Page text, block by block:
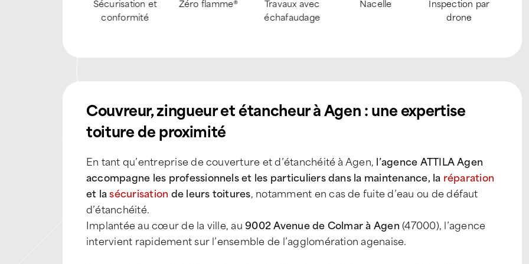
Sécurisation et
conformité
Zéro flamme®
Travaux avec
échafaudage
Nacelle
Inspection par
drone
Couvreur, zingueur et étancheur à Agen : une expertise
toiture de proximité
En tant qu’entreprise de couverture et d’étanchéité à Agen, l’agence ATTILA Agen
accompagne les professionnels et les particuliers dans la maintenance, la réparation
et lasécurisation de leurs toitures, notamment en cas de fuite d’eau ou de défaut
d’étanchéité.
Implantée au cœur de la ville, au9002 Avenue de Colmar à Agen(47000), l’agence
intervient rapidement sur l’ensemble de l’agglomération agenaise.